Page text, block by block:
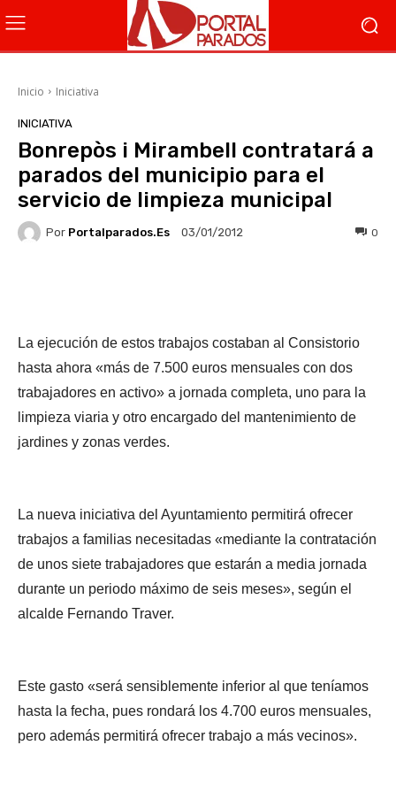
Inicio Iniciativa
INICIATIVA
Bonrepòs i Mirambell contratará a
parados del municipio para el
servicio de limpieza municipal
Por Portalparados.es 03/01/2012 0
La ejecución de estos trabajos costaban al Consistorio
hasta ahora «más de 7.500 euros mensuales con dos
trabajadores en activo» a jornada completa, uno para la
limpieza viaria y otro encargado del mantenimiento de
jardines y zonas verdes.
La nueva iniciativa del Ayuntamiento permitirá ofrecer
trabajos a familias necesitadas «mediante la contratación
de unos siete trabajadores que estarán a media jornada
durante un periodo máximo de seis meses», según el
alcalde Fernando Traver.
Este gasto «será sensiblemente inferior al que teníamos
hasta la fecha, pues rondará los 4.700 euros mensuales,
pero además permitirá ofrecer trabajo a más vecinos».